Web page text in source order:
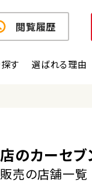
す 選ばれる理由
閲覧履歴
のカーセブ
売の店舗一覧